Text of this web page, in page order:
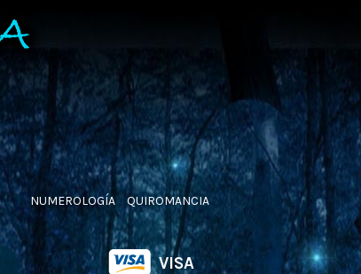
NUMEROLOGÍA QUIROMANCIA
VISA